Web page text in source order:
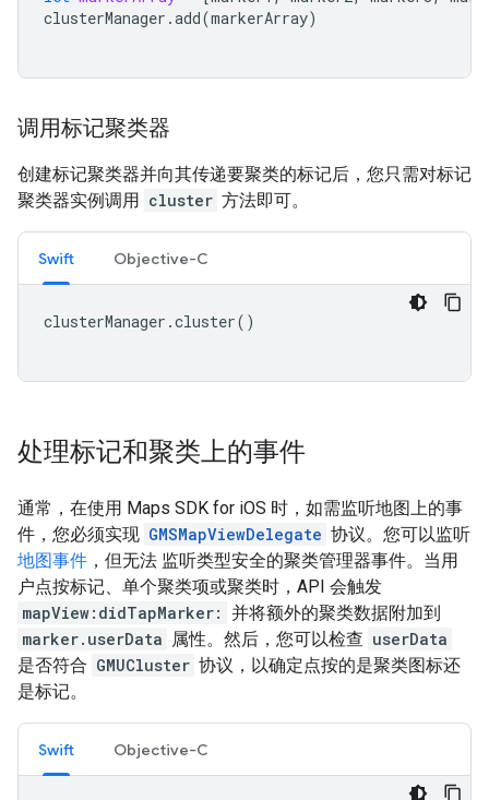
clusterManager .add(markerArray)
调用标记聚类器
创建标记聚类器并向其传递要聚类的标记后，您只需对标记
聚类器实例调用 cluster 方法即可。
Swift Objective-C
clusterManager .cluster()
处理标记和聚类上的事件
通常，在使用 Maps SDK for iOS 时，如需监听地图上的事
件，您必须实现 GMSMapViewDelegate 协议。您可以监听
地图事件 ，但无法 监听类型安全的聚类管理器事件。当用
户点按标记、单个聚类项或聚类时，API 会触发
mapView:didTapMarker: 并将额外的聚类数据附加到
marker.userData 属性。然后，您可以检查 userData
是否符合 GMUCluster 协议，以确定点按的是聚类图标还
是标记。
Swift Objective-C